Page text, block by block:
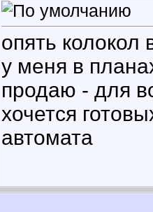
опять колокол
у меня в
продаю - для
хочется
автомата